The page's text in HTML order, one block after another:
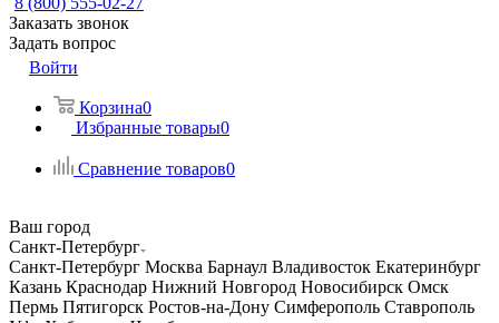
Заказать звонок
Задать вопрос
Войти
Корзина0
Избранные товары0
Сравнение товаров0
Ваш город
Санкт-Петербург
Санкт-Петербург Москва Барнаул Владивосток Екатеринбург
Казань Краснодар Нижний Новгород Новосибирск Омск
Пермь Пятигорск Ростов-на-Дону Симферополь Ставрополь